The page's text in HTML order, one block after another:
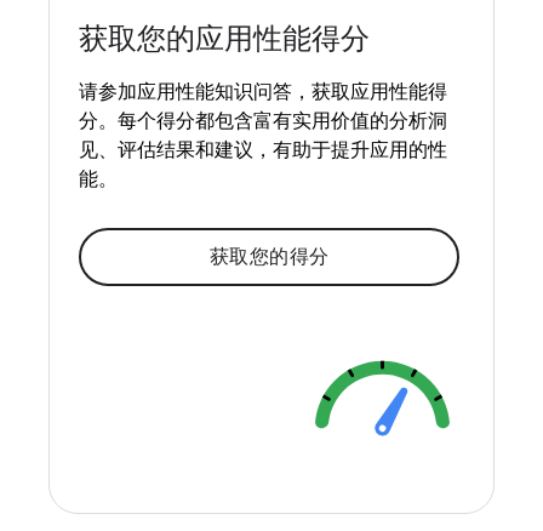
获取您的应用性能得分
请参加应用性能知识问答，获取应用性能得
分。每个得分都包含富有实用价值的分析洞
见、评估结果和建议，有助于提升应用的性
能。
获取您的得分